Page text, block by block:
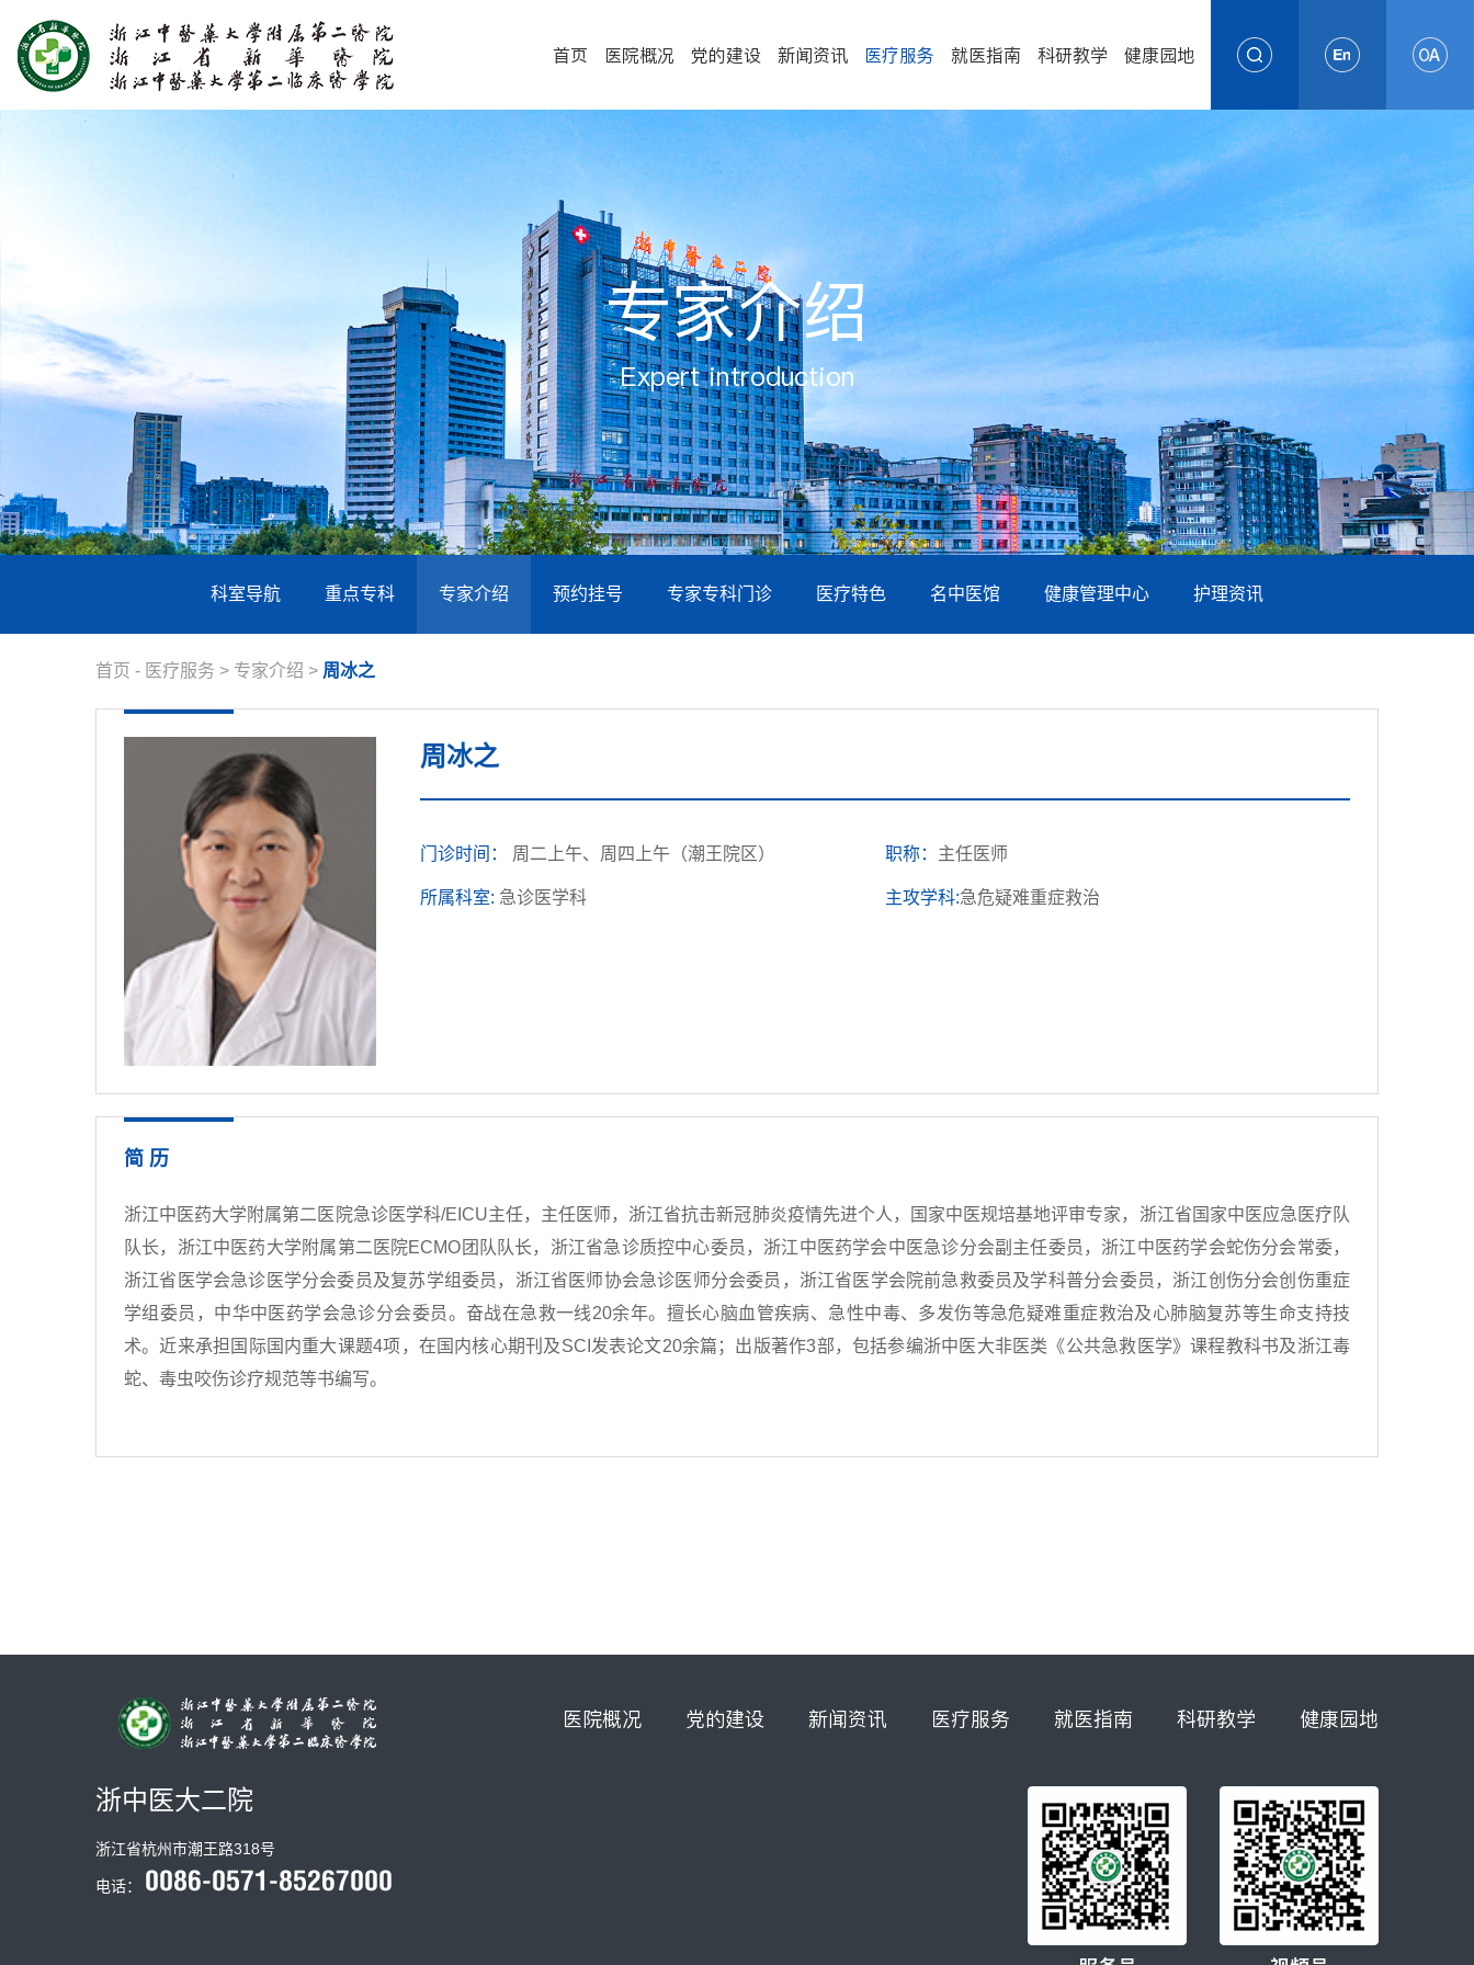
首页 医院概况 党的建设 新闻资讯 医疗服务 就医指南 科研教学 健康园地
专家介绍
Expert introduction
科室导航 重点专科 专家介绍 预约挂号 专家专科门诊 医疗特色 名中医馆 健康管理中心 护理资讯
首页 - 医疗服务 > 专家介绍 > 周冰之
周冰之
门诊时间： 周二上午、周四上午（潮王院区） 职称： 主任医师
所属科室: 急诊医学科 主攻学科:急危疑难重症救治
简 历
浙江中医药大学附属第二医院急诊医学科/EICU主任，主任医师，浙江省抗击新冠肺炎疫情先进个人，国家中医规培基地评审专家，浙江省国家中医应急医疗队
队长，浙江中医药大学附属第二医院ECMO团队队长，浙江省急诊质控中心委员，浙江中医药学会中医急诊分会副主任委员，浙江中医药学会蛇伤分会常委，
浙江省医学会急诊医学分会委员及复苏学组委员，浙江省医师协会急诊医师分会委员，浙江省医学会院前急救委员及学科普分会委员，浙江创伤分会创伤重症
学组委员，中华中医药学会急诊分会委员。奋战在急救一线20余年。擅长心脑血管疾病、急性中毒、多发伤等急危疑难重症救治及心肺脑复苏等生命支持技
术。近来承担国际国内重大课题4项，在国内核心期刊及SCI发表论文20余篇；出版著作3部，包括参编浙中医大非医类《公共急救医学》课程教科书及浙江毒
蛇、毒虫咬伤诊疗规范等书编写。
医院概况 党的建设 新闻资讯 医疗服务 就医指南 科研教学 健康园地
浙中医大二院
浙江省杭州市潮王路318号
电话：